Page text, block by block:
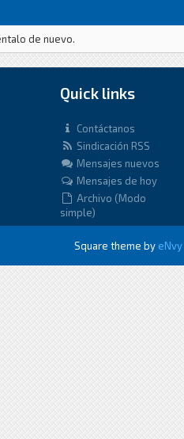
de nuevo.
Quick links
Contáctanos
Sindicación RSS
Mensajes nuevos
Mensajes de hoy
Archivo (Modo
simple)
Square theme by eNvy